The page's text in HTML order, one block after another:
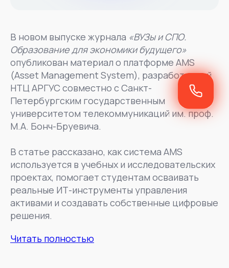
В новом выпуске журнала «ВУЗы и СПО.
Образование для экономики будущего»
опубликован материал о платформе AMS
(Asset Management System), разработанной
НТЦ АРГУС совместно с Санкт-
Петербургским государственным
университетом телекоммуникаций им. проф.
М.А. Бонч-Бруевича.
В статье рассказано, как система AMS
используется в учебных и исследовательских
проектах, помогает студентам осваивать
реальные ИТ-инструменты управления
активами и создавать собственные цифровые
решения.
Читать полностью